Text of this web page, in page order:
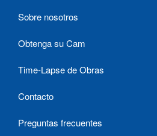
Sobre nosotros
Obtenga su Cam
Time-Lapse de Obras
Contacto
Preguntas frecuentes